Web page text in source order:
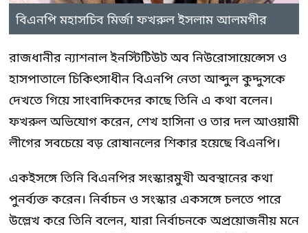
বিএনপি মহাসচিব মির্জা ফখরুল ইসলাম আলমগীর
রাজধানীর ন্যাশনাল ইনস্টিটিউট অব নিউরোসায়েন্সেস ও
হাসপাতালে চিকিৎসাধীন বিএনপি নেতা আব্দুল কুদ্দুসকে
দেখতে গিয়ে সাংবাদিকদের কাছে তিনি এ কথা বলেন।
ফখরুল অভিযোগ করেন, শেখ হাসিনা ও তার দল আওয়ামী
লীগের সবচেয়ে বড় রোষানলের শিকার হয়েছে বিএনপি।
একইসঙ্গে তিনি বিএনপির সংস্কারমুখী অবস্থানের কথা
পুনর্ব্যক্ত করেন। নির্বাচন ও সংস্কার একসঙ্গে চলতে পারে
উল্লেখ করে তিনি বলেন, যারা নির্বাচনকে অপ্রয়োজনীয় মনে